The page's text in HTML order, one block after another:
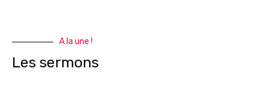
A la une !
Les sermons